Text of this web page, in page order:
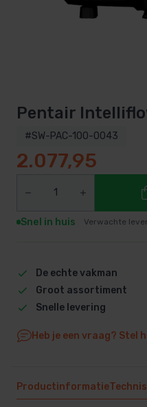
Pentair
#SW-PAC-100-0043
2.077,95
Snel in huis Verwachte
De echte vakman
Groot assortiment
Snelle levering
Heb je een vraag? Stel
Productinformatie